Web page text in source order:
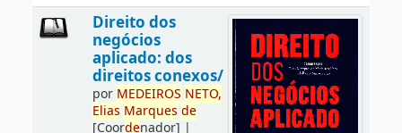
Direito dos
negócios
aplicado: dos
direitos conexos/
por MEDEIROS NETO,
Elias Marques de
[Coordenador] |